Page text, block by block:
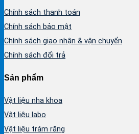
Chính sách thanh toán
Chính sách bảo mật
Chính sách giao nhận & vận chuyển
Chính sách đổi trả
Sản phẩm
Vật liệu nha khoa
Vật liệu labo
Vật liệu trám răng